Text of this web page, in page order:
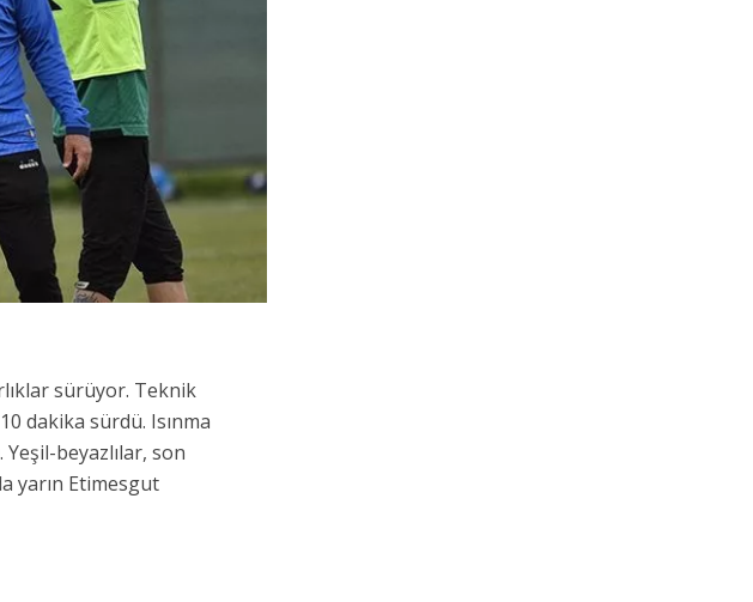
sürüyor. Teknik
dakika sürdü. Isınma
beyazlılar, son
yarın Etimesgut